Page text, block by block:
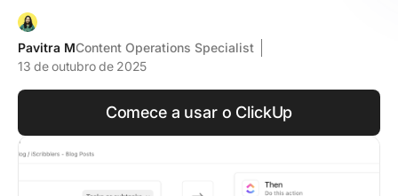
Pavitra MContent Operations Specialist
13 de outubro de 2025
Comece a usar o ClickUp